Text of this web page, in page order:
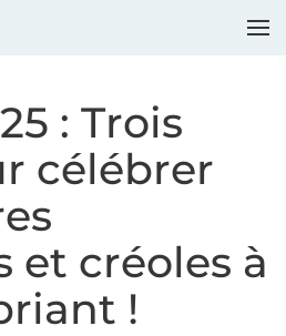
: Trois
célébrer
et créoles à
!